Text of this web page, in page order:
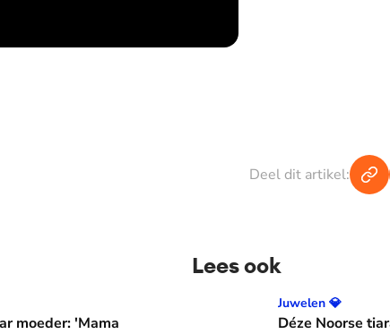
Deel dit artikel:
waarom huil je?'
moeder: 'Mama
Lees ook
Déze Noorse tiara werd twee
Juwelen 💎
Déze Noorse